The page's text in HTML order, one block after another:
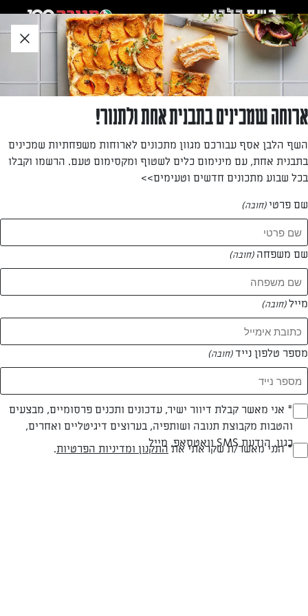
לאזור
תוכן
תחתון
מיקי סויסה
—
המתכונים של מיקי סויסה
0 מתכונים
המאמרים של מיקי סויסה
0 מאמרים
ארוחה שמכינים בתבנית אחת ולתנור!
השף הלבן אסף עבורכם מגוון מתכונים לארוחות משפחתיות שמכינים
בתבנית אחת, עם מינימום כלים לשטוף ומקסימום טעם. הרשמו וקבלו
בכל שבוע מתכונים חדשים וטעימים>>
שם פרטי(חובה)
שם משפחה (חובה)
מייל(חובה)
מספר טלפון נייד(חובה)
(חובה)* אני מאשר קבלת דיוור ישיר, עדכונים ותכנים פרסומיים, מבצעים
והטבות מקבוצת תנובה ושותפיה, בערוצים דיגיטליים ואחרים,
כגון, הודעת SMS וואטסאפ, מייל(חובה)* הנני מאשר/ת שקראתי את התקנון ומדיניות הפרטיות.